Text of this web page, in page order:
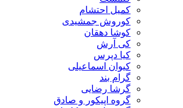
کمیل احتشام
کوروش جمشیدی
کوشا دهقان
کی آرش
کیا دپرس
کیوان اسماعیلی
گرام بند
گرشا رضایی
گروه اپیکور و صادق